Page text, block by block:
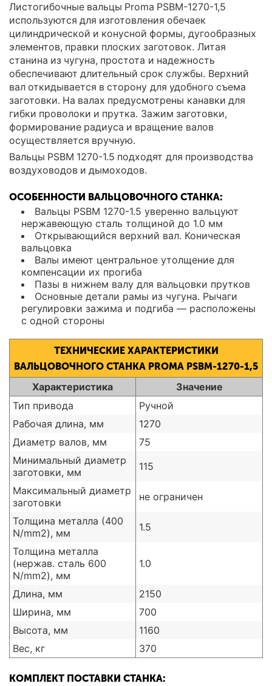
Листогибочные вальцы Proma PSBM-1270-1,5
используются для изготовления обечаек
цилиндрической и конусной формы, дугообразных
элементов, правки плоских заготовок. Литая
станина из чугуна, простота и надежность
обеспечивают длительный срок службы. Верхний
вал откидывается в сторону для удобного съема
заготовки. На валах предусмотрены канавки для
гибки проволоки и прутка. Зажим заготовки,
формирование радиуса и вращение валов
осуществляется вручную.
Вальцы PSBM 1270-1.5 подходят для производства
воздуховодов и дымоходов.
ОСОБЕННОСТИ ВАЛЬЦОВОЧНОГО СТАНКА:
Вальцы PSBM 1270-1.5 уверенно вальцуют
нержавеющую сталь толщиной до 1.0 мм
Открывающийся верхний вал. Коническая
вальцовка
Валы имеют центральное утолщение для
компенсации их прогиба
Пазы в нижнем валу для вальцовки прутков
Основные детали рамы из чугуна. Рычаги
регулировки зажима и подгиба — расположены
с одной стороны
ТЕХНИЧЕСКИЕ ХАРАКТЕРИСТИКИ
ВАЛЬЦОВОЧНОГО СТАНКА PROMA PSBM-1270-1,5
Характеристика
Значение
Тип привода
Ручной
Рабочая длина, мм
1270
Диаметр валов, мм
75
Минимальный диаметр
заготовки, мм
115
Максимальный диаметр
заготовки
не ограничен
Толщина металла (400
N/mm2), мм
1.5
Толщина металла
(нержав. сталь 600
N/mm2), мм
1.0
Длина, мм
2150
Ширина, мм
700
Высота, мм
1160
Вес, кг
370
КОМПЛЕКТ ПОСТАВКИ СТАНКА: